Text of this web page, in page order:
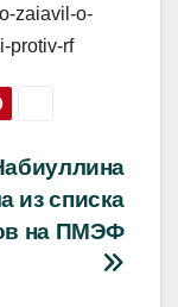
zaiavil-o-
protiv-rf
из списка
на ПМЭФ